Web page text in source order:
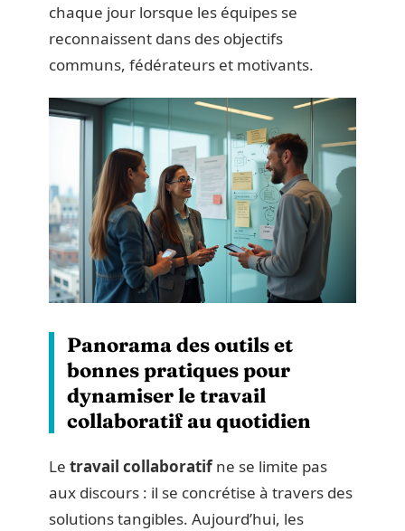
chaque jour lorsque les équipes se
reconnaissent dans des objectifs
communs, fédérateurs et motivants.
Panorama des outils et
bonnes pratiques pour
dynamiser le travail
collaboratif au quotidien
Le travail collaboratifne se limite pas
aux discours : il se concrétise à travers des
solutions tangibles. Aujourd’hui, les